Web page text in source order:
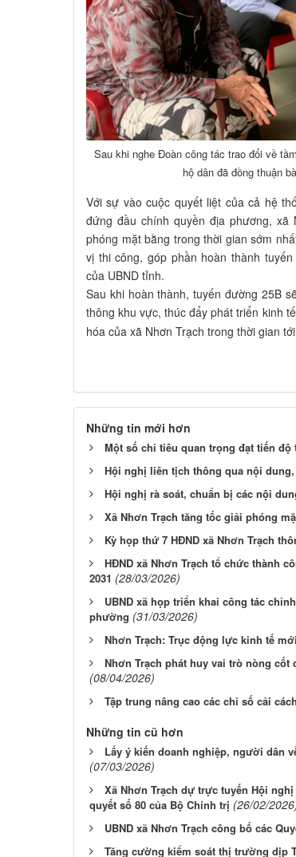
Sau khi nghe Đoàn công tác trao đổi về
hộ dân đã đồng thuận
Với sự vào cuộc quyết liệt của cả hệ
đứng đầu chính quyền địa phương,
phóng mặt bằng trong thời gian sớm
vị thi công, góp phần hoàn thành
của UBND tỉnh.
Sau khi hoàn thành, tuyến đường 25B
thông khu vực, thúc đẩy phát triển kinh
hóa của xã Nhơn Trạch trong thời gian tới
Những tin mới hơn
Một số chỉ tiêu quan trọng đạt tiến độ
Hội nghị liên tịch thông qua nội
Hội nghị rà soát, chuẩn bị các nội
Xã Nhơn Trạch tăng tốc giải phóng
Kỳ họp thứ 7 HĐND xã Nhơn Trạch
HĐND xã Nhơn Trạch tổ chức thành
2031 (28/03/2026)
UBND xã họp triển khai công tác
phường (31/03/2026)
Nhơn Trạch: Trục động lực kinh tế
Nhơn Trạch phát huy vai trò nòng
(08/04/2026)
Tập trung nâng cao các chỉ số cải
Những tin cũ hơn
Lấy ý kiến doanh nghiệp, người dân
(07/03/2026)
Xã Nhơn Trạch dự trực tuyến Hội
quyết số 80 của Bộ Chính trị (26/02/
UBND xã Nhơn Trạch công bố các
Tăng cường kiểm soát thị trường dịp